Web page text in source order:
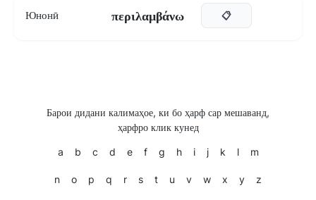
Юнонӣ περιλαμβάνω 📋
Барои дидани калимаҳое, ки бо ҳарф сар мешаванд,
ҳарфро клик кунед
a b c d e f g h i j k l m
n o p q r s t u v w x y z